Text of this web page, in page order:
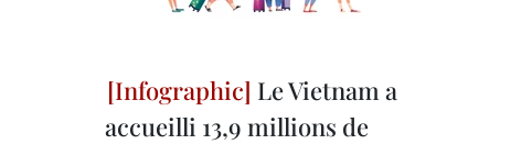
Le Vietnam a
accueilli 13,9 millions de